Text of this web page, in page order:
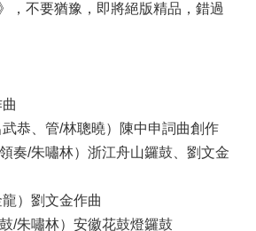
，不要猶豫，即將絕版精品，錯過
恭、管/林聰曉）陳中申詞曲創作
奏/朱嘯林）浙江舟山鑼鼓、劉文金
）劉文金作曲
/朱嘯林）安徽花鼓燈鑼鼓